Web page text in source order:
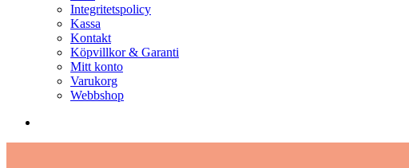
Integritetspolicy
Kassa
Kontakt
Köpvillkor & Garanti
Mitt konto
Varukorg
Webbshop